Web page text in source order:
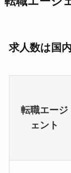
求人数は国
転職エージ
ェント